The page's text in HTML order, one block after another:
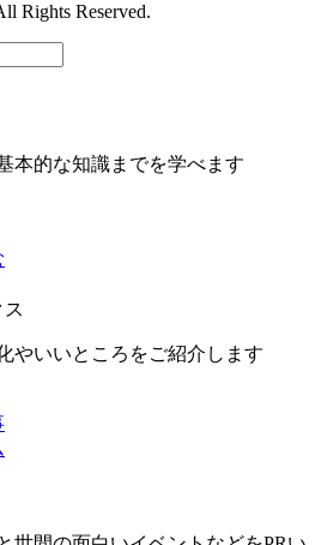
Rights Reserved.
本的な知識までを学べます
やいいところをご紹介します